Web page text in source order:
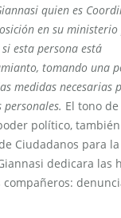
quien es
en su
esta persona está
tomando una
medidas necesarias
El tono
político,
Ciudadanos para
dedicara las